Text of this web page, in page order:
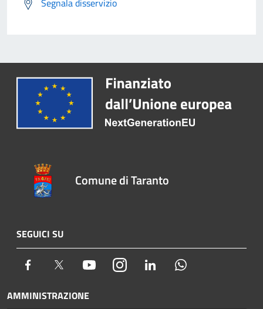
Segnala disservizio
Comune di Taranto
SEGUICI SU
Facebook Twitter YoutubeInstagram LinkedIn
AMMINISTRAZIONE